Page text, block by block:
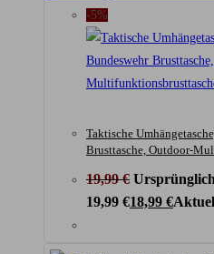
-5%
Taktische
Brusttasche, Outdoor-
19,99€
19,99 €18,99 €